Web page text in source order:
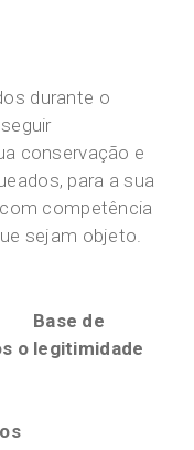
durante o
conservação e
para a sua
competência
sejam objeto.
o
Base de
legitimidade